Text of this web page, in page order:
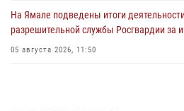
На Ямале подведены итоги
разрешительной службы Росгвардии за
05 августа 2026, 11:50